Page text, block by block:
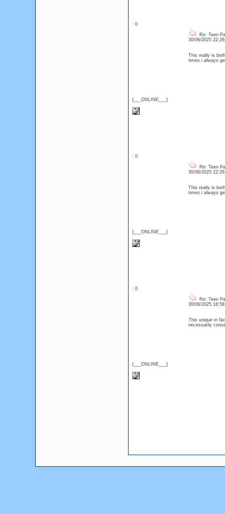
: 0
{___ONLINE___}
Re: Teen
30/06/2025
This really is
times i always
: 0
{___ONLINE___}
Re: Teen
30/06/2025
This really is
times i always
: 0
{___ONLINE___}
Re: Teen
30/06/2025
This unique in
necessarily